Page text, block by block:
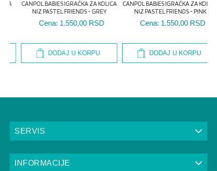
CANPOL BABIES IGRAČKA ZA KOLICA
NIZ PASTEL FRIENDS - GREY
Cena:1.550,00 RSD
DODAJ U KORPU DODAJ U KORPU
SERVIS
INFORMACIJE